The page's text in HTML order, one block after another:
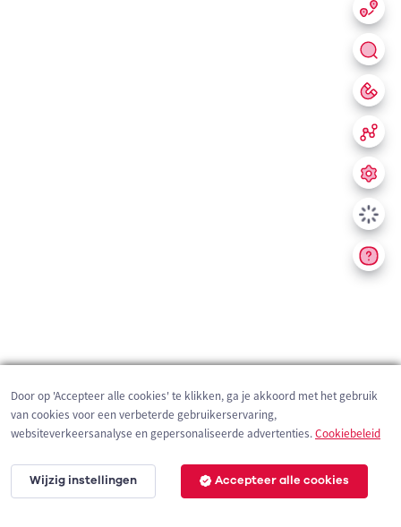
200 m
Door op 'Accepteer alle cookies' te klikken, ga je akkoord met het gebruik
van cookies voor een verbeterde gebruikerservaring,
websiteverkeersanalyse en gepersonaliseerde advertenties.Cookiebeleid
Wijzig instellingen Accepteer alle cookies